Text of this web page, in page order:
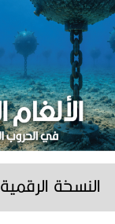
النسخة الرقمية